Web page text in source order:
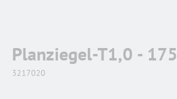
Planziegel-T1,0 - 175
3217020